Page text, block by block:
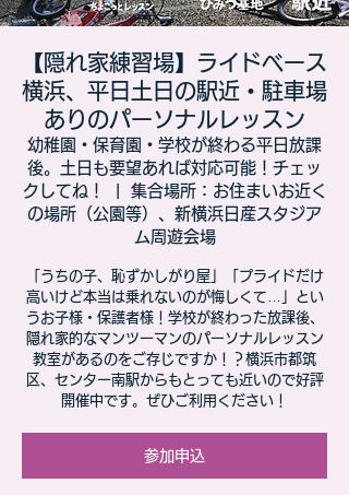
【隠れ家練習場】ライドベース
横浜、平日土日の駅近・駐車場
ありのパーソナルレッスン
幼稚園・保育園・学校が終わる平日放課
後。土日も要望あれば対応可能！チェッ
クしてね！
集合場所：お住まいお近く
の場所（公園等）、新横浜日産スタジア
ム周遊会場
「うちの子、恥ずかしがり屋」「プライドだけ
高いけど本当は乗れないのが悔しくて…」とい
うお子様・保護者様！学校が終わった放課後、
隠れ家的なマンツーマンのパーソナルレッスン
教室があるのをご存じですか！？横浜市都筑
区、センター南駅からもとっても近いので好評
開催中です。ぜひご利用ください！
参加申込